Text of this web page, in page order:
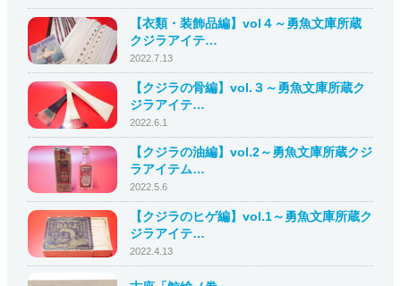
【衣類・装飾品編】vol４～勇魚文庫所蔵
クジラアイテ…
2022.7.13
【クジラの骨編】vol.３～勇魚文庫所蔵ク
ジラアイテ…
2022.6.1
【クジラの油編】vol.2～勇魚文庫所蔵クジ
ラアイテム…
2022.5.6
【クジラのヒゲ編】vol.1～勇魚文庫所蔵ク
ジラアイテ…
2022.4.13